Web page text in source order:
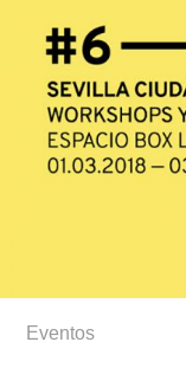
Eventos